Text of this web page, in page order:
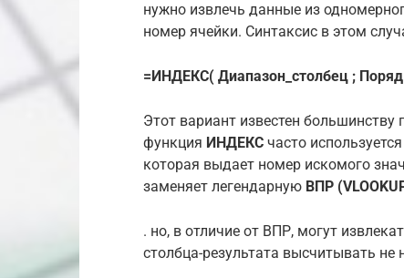
нужно извлечь данные из
номер ячейки. Синтаксис в этом
=ИНДЕКС( Диапазон_столбец ;
Этот вариант известен
функция ИНДЕКС часто
которая выдает номер искомого
заменяет легендарную ВПР
. но, в отличие от ВПР, могут
столбца-результата высчитывать не